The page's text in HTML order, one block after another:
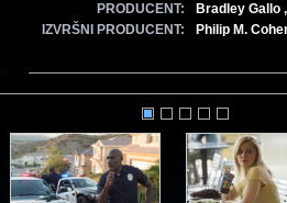
PRODUCENT:
Bradley Gallo
IZVRŠNI PRODUCENT:
Philip M.